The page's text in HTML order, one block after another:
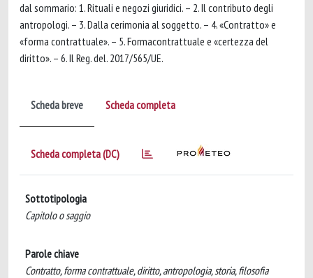
dal sommario: 1. Rituali e negozi giuridici. – 2. Il contributo degli
antropologi. – 3. Dalla cerimonia al soggetto. – 4. «Contratto» e
«forma contrattuale». – 5. Formacontrattuale e «certezza del
diritto». – 6. Il Reg. del. 2017/565/UE.
Scheda breve Scheda completa
Scheda completa (DC)
Sottotipologia
Capitolo o saggio
Parole chiave
Contratto, forma contrattuale, diritto, antropologia, storia, filosofia